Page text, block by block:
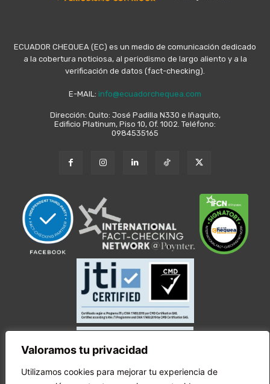
Valoramos tu privacidad
Utilizamos cookies para mejorar tu experiencia de
ECUADOR CHEQUEA (EC) es un medio de comunicación dedicado
a la cobertura noticiosa, al periodismo de largo aliento y a la
verificación de datos (fact-checking).
E-MAIL: info@ecuadorchequea.com
Dirección: Quito: José Padilla N330 e Iñaquito,
Edificio Platinum, Piso 10, Of. 1002. Teléfono:
0984535165